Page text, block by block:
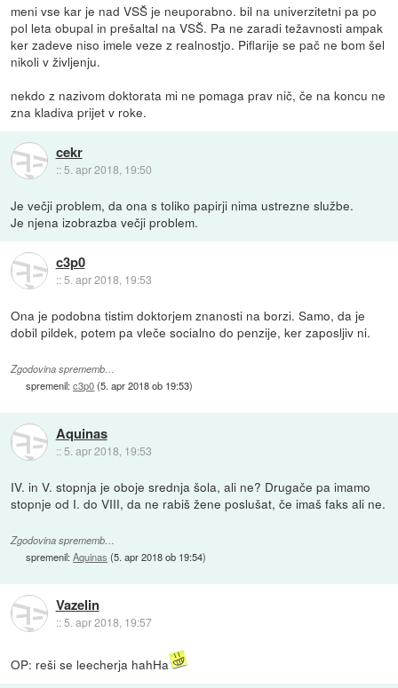
meni vse kar je nad VSŠ je neuporabno. bil na univerzitetni pa po
pol leta obupal in prešaltal na VSŠ. Pa ne zaradi težavnosti ampak
ker zadeve niso imele veze z realnostjo. Piflarije se pač ne bom šel
nikoli v življenju.
nekdo z nazivom doktorata mi ne pomaga prav nič, če na koncu ne
zna kladiva prijet v roke.
cekr
:: 5. apr 2018, 19:50
Je večji problem, da ona s toliko papirji nima ustrezne službe.
Je njena izobrazba večji problem.
c3p0
::5. apr 2018, 19:53
Ona je podobna tistim doktorjem znanosti na borzi. Samo, da je
dobil pildek, potem pa vleče socialno do penzije, ker zaposljiv ni.
Zgodovina sprememb…
spremenil:c3p0(5. apr 2018 ob 19:53)
Aquinas
:: 5. apr 2018, 19:53
IV. in V. stopnja je oboje srednja šola, ali ne? Drugače pa imamo
stopnje od I. do VIII, da ne rabiš žene poslušat, če imaš faks ali ne.
Zgodovina sprememb…
spremenil:Aquinas (5. apr 2018 ob 19:54)
Vazelin
::5. apr 2018, 19:57
OP: reši se leecherja hahHa